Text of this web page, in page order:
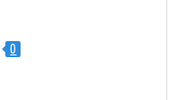
0